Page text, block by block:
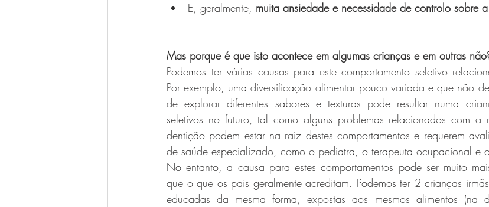
E, geralmente, muita ansiedade e necessidade de controlo sobre
Mas porque é que isto acontece em algumas crianças e em outras
Podemos ter várias causas para este comportamento seletivo
Por exemplo, uma diversificação alimentar pouco variada e que não
de explorar diferentes sabores e texturas pode resultar numa
seletivos no futuro, tal como alguns problemas relacionados com a
dentição podem estar na raiz destes comportamentos e requerem
de saúde especializado, como o pediatra, o terapeuta ocupacional e
No entanto, a causa para estes comportamentos pode ser muito
que o que os pais geralmente acreditam. Podemos ter 2 crianças
educadas da mesma forma, expostas aos mesmos alimentos (na